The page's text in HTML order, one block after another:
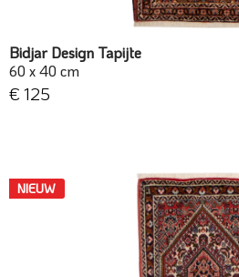
Bidjar Design Tapijte
60 x 40 cm
€ 125
NIEUW